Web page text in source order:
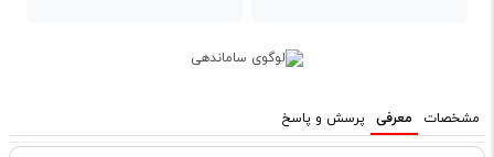
مشخصات معرفی پرسش و پاسخ